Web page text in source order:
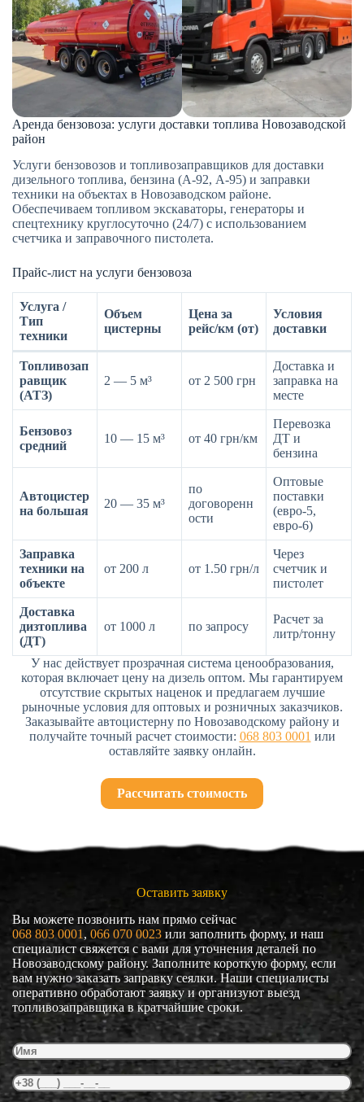
Аренда бензовоза: услуги доставки топлива Новозаводской
район
Услуги бензовозов и топливозаправщиков для доставки
дизельного топлива, бензина (А-92, А-95) и заправки
техники на объектах в Новозаводском районе.
Обеспечиваем топливом экскаваторы, генераторы и
спецтехнику круглосуточно (24/7) с использованием
счетчика и заправочного пистолета.
Прайс-лист на услуги бензовоза
Услуга /
Тип
техники
Объем
цистерны
Цена за
рейс/км (от)
Условия
доставки
Топливозап
равщик
(АТЗ)
2 — 5 м³ от 2 500 грн
Доставка и
заправка на
месте
Бензовоз
средний
10 — 15 м³ от 40 грн/км
Перевозка
ДТ и
бензина
Автоцистер
на большая
20 — 35 м³
по
договоренн
ости
Оптовые
поставки
(евро-5,
евро-6)
Заправка
техники на
объекте
от 200 л от 1.50 грн/л
Через
счетчик и
пистолет
Доставка
дизтоплива
(ДТ)
от 1000 л по запросу
Расчет за
литр/тонну
У нас действует прозрачная система ценообразования,
которая включает цену на дизель оптом. Мы гарантируем
отсутствие скрытых наценок и предлагаем лучшие
рыночные условия для оптовых и розничных заказчиков.
Заказывайте автоцистерну по Новозаводскому району и
получайте точный расчет стоимости: 068 803 0001 или
оставляйте заявку онлайн.
Рассчитать стоимость
Оставить заявку
Вы можете позвонить нам прямо сейчас
068 803 0001 , 066 070 0023 или заполнить форму, и наш
специалист свяжется с вами для уточнения деталей по
Новозаводскому району. Заполните короткую форму, если
вам нужно заказать заправку сеялки. Наши специалисты
оперативно обработают заявку и организуют выезд
топливозаправщика в кратчайшие сроки.